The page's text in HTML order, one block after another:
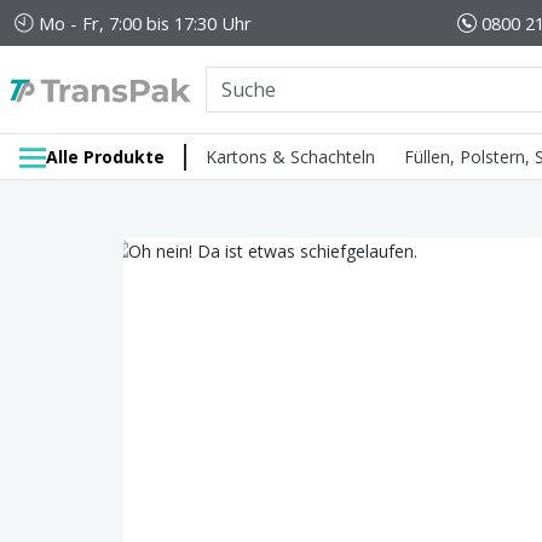
Mo - Fr, 7:00 bis 17:30 Uhr 0800
Alle Produkte Kartons & Schachteln Füllen, Polstern,